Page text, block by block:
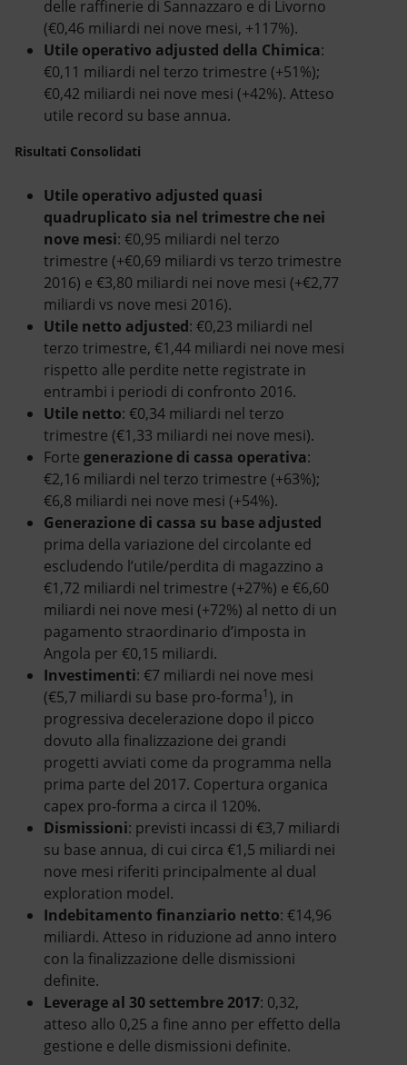
delle raffinerie di Sannazzaro e di Livorno
(€0,46 miliardi nei nove mesi, +117%).
Utile operativo adjusted della Chimica:
€0,11 miliardi nel terzo trimestre (+51%);
€0,42 miliardi nei nove mesi (+42%). Atteso
utile record su base annua.
Risultati Consolidati
Utile operativo adjusted quasi
quadruplicato sia nel trimestre che nei
nove mesi: €0,95 miliardi nel terzo
trimestre (+€0,69 miliardi vs terzo trimestre
2016) e €3,80 miliardi nei nove mesi (+€2,77
miliardi vs nove mesi 2016).
Utile netto adjusted: €0,23 miliardi nel
terzo trimestre, €1,44 miliardi nei nove mesi
rispetto alle perdite nette registrate in
entrambi i periodi di confronto 2016.
Utile netto: €0,34 miliardi nel terzo
trimestre (€1,33 miliardi nei nove mesi).
Forte generazione di cassa operativa:
€2,16 miliardi nel terzo trimestre (+63%);
€6,8 miliardi nei nove mesi (+54%).
Generazione di cassa su base adjusted
prima della variazione del circolante ed
escludendo l’utile/perdita di magazzino a
€1,72 miliardi nel trimestre (+27%) e €6,60
miliardi nei nove mesi (+72%) al netto di un
pagamento straordinario d’imposta in
Angola per €0,15 miliardi.
Investimenti: €7 miliardi nei nove mesi
(€5,7 miliardi su base pro-forma1 ), in
progressiva decelerazione dopo il picco
dovuto alla finalizzazione dei grandi
progetti avviati come da programma nella
prima parte del 2017. Copertura organica
capex pro-forma a circa il 120%.
Dismissioni: previsti incassi di €3,7 miliardi
su base annua, di cui circa €1,5 miliardi nei
nove mesi riferiti principalmente al dual
exploration model.
Indebitamento finanziario netto: €14,96
miliardi. Atteso in riduzione ad anno intero
con la finalizzazione delle dismissioni
definite.
Leverage al 30 settembre 2017: 0,32,
atteso allo 0,25 a fine anno per effetto della
gestione e delle dismissioni definite.